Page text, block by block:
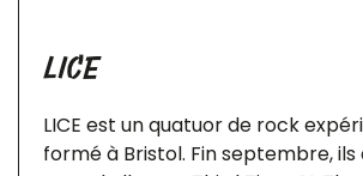
LICE
LICE est un quatuor de rock
formé à Bristol. Fin septembre,